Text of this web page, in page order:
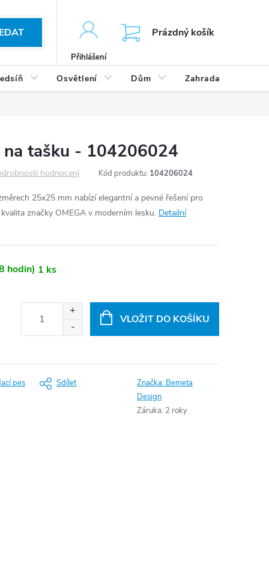
Přihlášení
Prázdný košík
Osvětlení Dům Zahrada
na tašku - 104206024
hodnocení Kód produktu: 104206024
25x25 mm nabízí elegantní a pevné řešení pro
značky OMEGA v moderním lesku. Detailní
hodin) 1 ks
VLOŽIT DO KOŠÍKU
pes Sdílet Značka: Bemeta
Design
Záruka: 2 roky